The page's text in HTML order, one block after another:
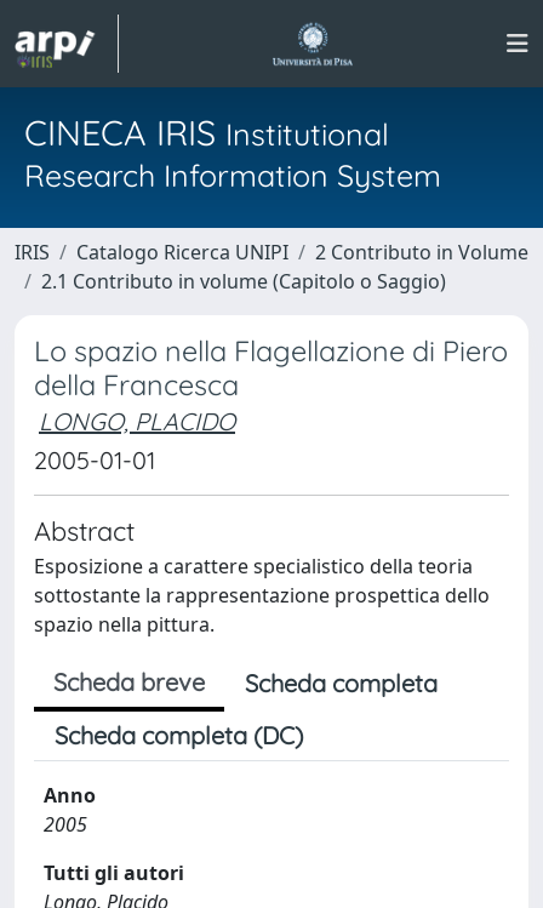
CINECA IRIS Institutional
Research Information System
IRIS Catalogo Ricerca UNIPI
2 Contributo in Volume
2.1 Contributo in volume (Capitolo o Saggio)
Lo spazio nella Flagellazione di Piero
della Francesca
LONGO, PLACIDO
2005-01-01
Abstract
Esposizione a carattere specialistico della teoria
sottostante la rappresentazione prospettica dello
spazio nella pittura.
Scheda breve
Scheda completa
Scheda completa (DC)
Anno
2005
Tutti gli autori
Longo, Placido